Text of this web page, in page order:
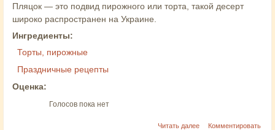
Пляцок — это подвид пирожного или торта, такой десерт
широко распространен на Украине.
Ингредиенты:
Торты, пирожные
Праздничные рецепты
Оценка:
Голосов пока нет
Читать далее Комментировать